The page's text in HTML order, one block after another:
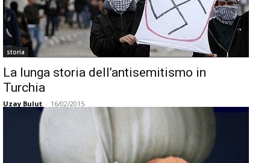
storia
La lunga storia dell’antisemitismo in
Turchia
Uzay Bulut - 16/02/2015